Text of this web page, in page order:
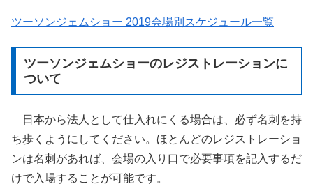
ツーソンジェムショー 2019会場別スケジュール一覧
ツーソンジェムショーのレジストレーションに
ついて
日本から法人として仕入れにくる場合は、必ず名刺を持
ち歩くようにしてください。ほとんどのレジストレーショ
ンは名刺があれば、会場の入り口で必要事項を記入するだ
けで入場することが可能です。